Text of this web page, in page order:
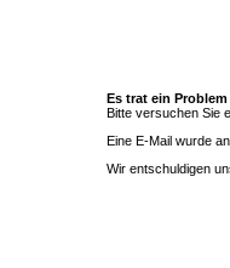
Es trat ein
Bitte versuchen Sie
Eine E-Mail wurde
Wir entschuldigen